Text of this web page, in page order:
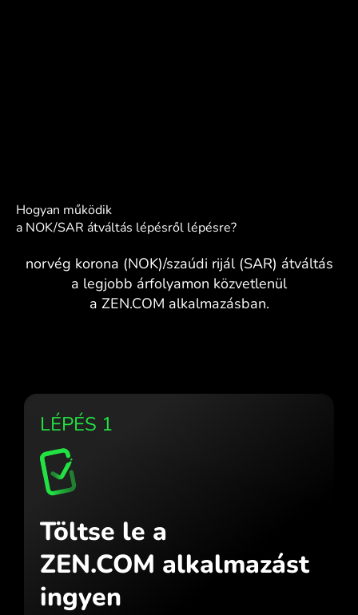
Hogyan működik
a NOK/SAR átváltás lépésről lépésre?
norvég korona (NOK)/szaúdi rijál (SAR) átváltás
a legjobb árfolyamon közvetlenül
a ZEN.COM alkalmazásban.
LÉPÉS 1
Töltse le a
ZEN.COM alkalmazást
ingyen